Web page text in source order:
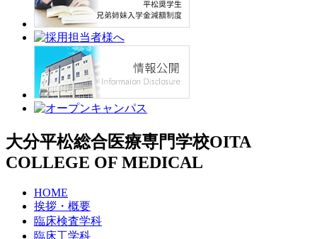
大分平松総合医療専門学校OITA
COLLEGE OF MEDICAL
HOME
挨拶・概要
臨床検査学科
臨床工学科